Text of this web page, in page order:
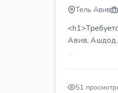
Тель Авив
Авив, Ашдод,
...
51